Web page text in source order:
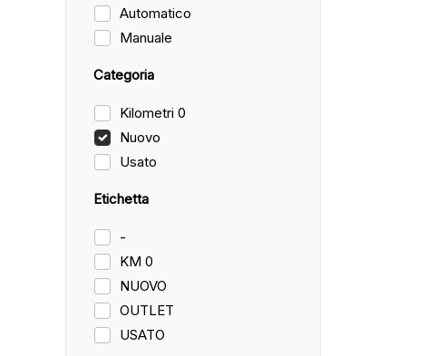
Automatico
Manuale
Categoria
Kilometri 0
Nuovo
Usato
Etichetta
-
KM 0
NUOVO
OUTLET
USATO